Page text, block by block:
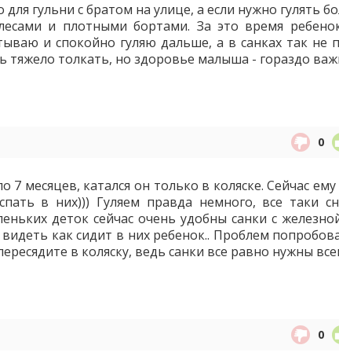
гульни с братом на улице, а если нужно гулять
и плотными бортами. За это время
и спокойно гуляю дальше, а в санках так не
тяжело толкать, но здоровье малыша - гораздо
0
месяцев, катался он только в коляске. Сейчас
в них))) Гуляем правда немного, все таки
деток сейчас очень удобны санки с
как сидит в них ребенок.. Проблем
в коляску, ведь санки все равно нужны
0